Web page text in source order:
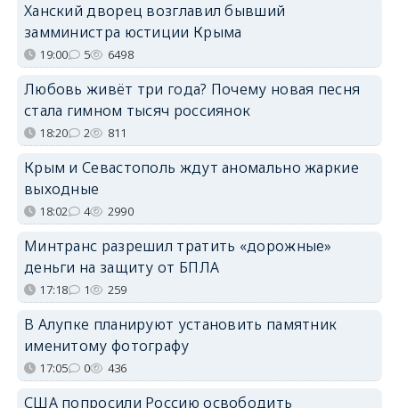
Ханский дворец возглавил бывший
замминистра юстиции Крыма
19:00 5 6498
Любовь живёт три года? Почему новая песня
стала гимном тысяч россиянок
18:20 2 811
Крым и Севастополь ждут аномально жаркие
выходные
18:02 4 2990
Минтранс разрешил тратить «дорожные»
деньги на защиту от БПЛА
17:18 1 259
В Алупке планируют установить памятник
именитому фотографу
17:05 0 436
США попросили Россию освободить